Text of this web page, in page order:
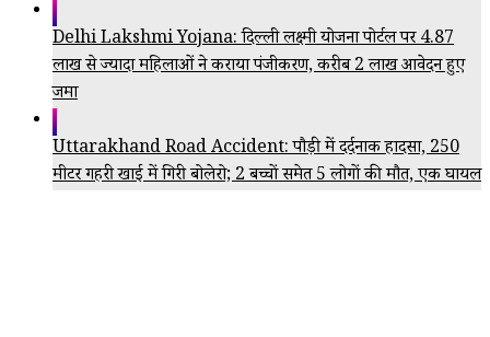
Delhi Lakshmi Yojana: दिल्ली लक्ष्मी योजना पोर्टल पर 4.87
लाख से ज्यादा महिलाओं ने कराया पंजीकरण, करीब 2 लाख आवेदन हुए
जमा
Uttarakhand Road Accident: पौड़ी में दर्दनाक हादसा, 250
मीटर गहरी खाई में गिरी बोलेरो; 2 बच्चों समेत 5 लोगों की मौत, एक घायल